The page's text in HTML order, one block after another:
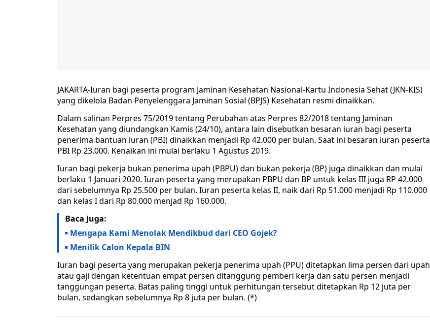
JAKARTA-Iuran bagi peserta program Jaminan Kesehatan Nasional-Kartu Indonesia Sehat (JKN-KIS)
yang dikelola Badan Penyelenggara Jaminan Sosial (BPJS) Kesehatan resmi dinaikkan.
Dalam salinan Perpres 75/2019 tentang Perubahan atas Perpres 82/2018 tentang Jaminan
Kesehatan yang diundangkan Kamis (24/10), antara lain disebutkan besaran iuran bagi peserta
penerima bantuan iuran (PBI) dinaikkan menjadi Rp 42.000 per bulan. Saat ini besaran iuran peserta
PBI Rp 23.000. Kenaikan ini mulai berlaku 1 Agustus 2019.
Iuran bagi pekerja bukan penerima upah (PBPU) dan bukan pekerja (BP) juga dinaikkan dan mulai
berlaku 1 Januari 2020. Iuran peserta yang merupakan PBPU dan BP untuk kelas III juga RP 42.000
dari sebelumnya Rp 25.500 per bulan. Iuran peserta kelas II, naik dari Rp 51.000 menjadi Rp 110.000
dan kelas I dari Rp 80.000 menjad Rp 160.000.
Baca Juga:
Mengapa Kami Menolak Mendikbud dari CEO Gojek?
Menilik Calon Kepala BIN
Iuran bagi peserta yang merupakan pekerja penerima upah (PPU) ditetapkan lima persen dari upah
atau gaji dengan ketentuan empat persen ditanggung pemberi kerja dan satu persen menjadi
tanggungan peserta. Batas paling tinggi untuk perhitungan tersebut ditetapkan Rp 12 juta per
bulan, sedangkan sebelumnya Rp 8 juta per bulan. (*)